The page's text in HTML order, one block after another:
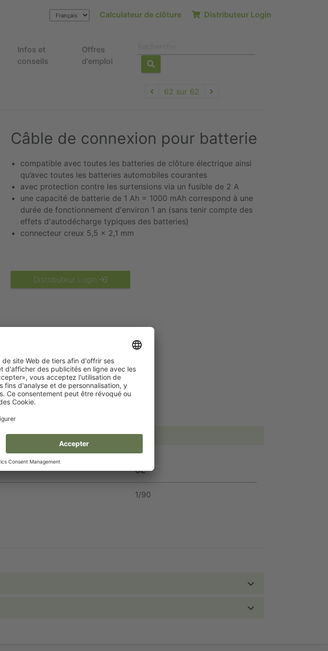
Calculateur de clôture Distributeur Login
Infos et
conseils
Offres
d'emploi
62 sur 62
Câble de connexion pour batterie
compatible avec toutes les batteries de clôture électrique ainsi
qu’avec toutes les batteries automobiles courantes
avec protection contre les surtensions via un fusible de 2 A
une capacité de batterie de 1 Ah = 1000 mAh correspond à une
durée de fonctionnement d'environ 1 an (sans tenir compte des
effets d'autodécharge typiques des batteries)
connecteur creux 5,5 x 2,1 mm
Distributeur Login
UE
1/90